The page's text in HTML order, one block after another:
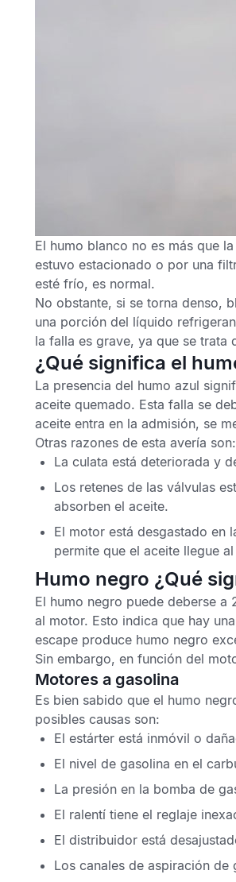
El humo blanco no es más que
estuvo estacionado o por una
esté frío, es normal.
No obstante, si se torna denso,
una porción del líquido
la falla es grave, ya que se trata
¿Qué significa el
La presencia del humo azul
aceite quemado. Esta falla se
aceite entra en la admisión, se
Otras razones de esta avería son:
La culata está deteriorada y
Los retenes de las válvulas
absorben el aceite.
El motor está desgastado en
permite que el aceite llegue
Humo negro ¿Qué
El humo negro puede deberse a
al motor. Esto indica que hay
escape produce humo negro
Sin embargo, en función del
Motores a gasolina
Es bien sabido que el humo
posibles causas son:
El estárter está inmóvil o
El nivel de gasolina en el
La presión en la bomba de
El ralentí tiene el reglaje
El distribuidor está
Los canales de aspiración de